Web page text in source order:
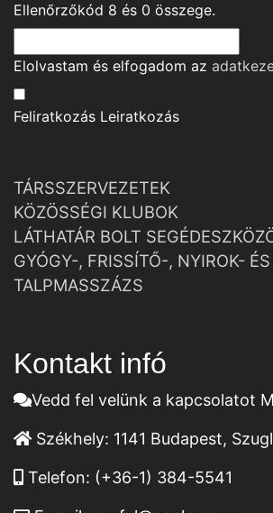
Ellenőrzőkód 8 és 0 összege.
Elolvastam és elfogadom az
Feliratkozás Leiratkozás
TÁRSSZERVEZETEK
KÖZÖSSÉGI KLUBOK
LÁTHATÁR BOLT
GYÓGY-, FRISSÍTŐ-, NYIROK- ÉS
TALPMASSZÁZS
Kontakt infó
Vedd fel velünk a kapcsolatot
Székhely: 1141 Budapest,
Telefon: (+36-1) 384-5541